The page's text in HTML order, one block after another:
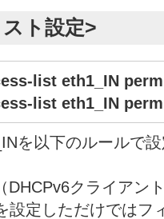
ト設定>
list eth1_IN
list eth1_IN
を以下のルールで
DHCPv6クライアン
定しただけではフ